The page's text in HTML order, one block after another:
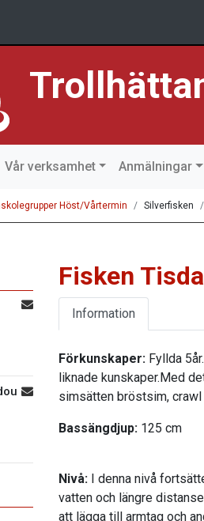
Vår verksamhet Anmälningar
Höst/Vårtermin Silverfisken
Fisken
Information
Förkunskaper:Fyllda
liknade kunskaper.Med
simsätten bröstsim, crawl
Bassängdjup: 125 cm
Nivå: I denna nivå
vatten och längre
att lägga till armtag och